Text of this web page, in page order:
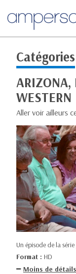
Catégories
ARIZONA,
WESTERN
Aller voir ailleurs
Un épisode de la série
Format : HD
Moins de détails